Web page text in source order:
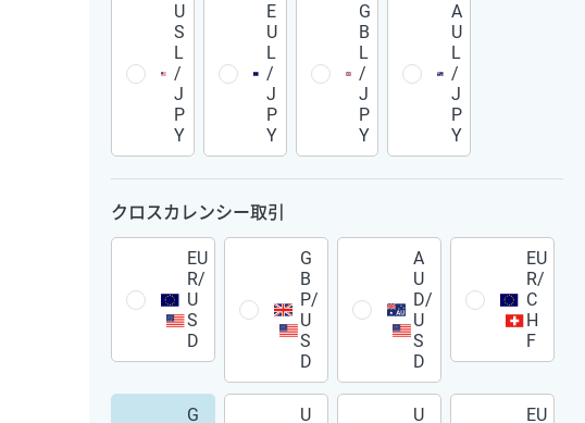
U
S
L
/
J
P
Y
E
U
L
/
J
P
Y
G
B
L
/
J
P
Y
A
U
L
/
J
P
Y
クロスカレンシー取引
EU
R/
U
S
D
G
B
P/
U
S
D
A
U
D/
U
S
D
EU
R/
C
H
F
G
U
U
EU